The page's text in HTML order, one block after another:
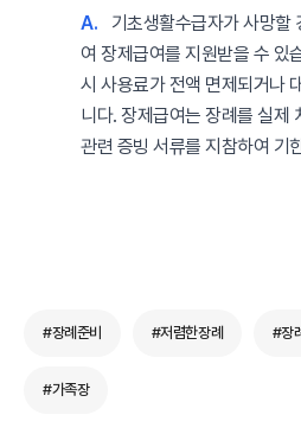
A.
기초생활수급자가 사망할
여 장제급여를 지원받을 수 있
시 사용료가 전액 면제되거나
니다. 장제급여는 장례를 실제
관련 증빙 서류를 지참하여 기
#장례준비 #저렴한장례 #장
#가족장